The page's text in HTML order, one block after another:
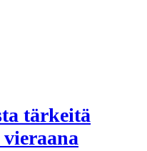
tärkeitä